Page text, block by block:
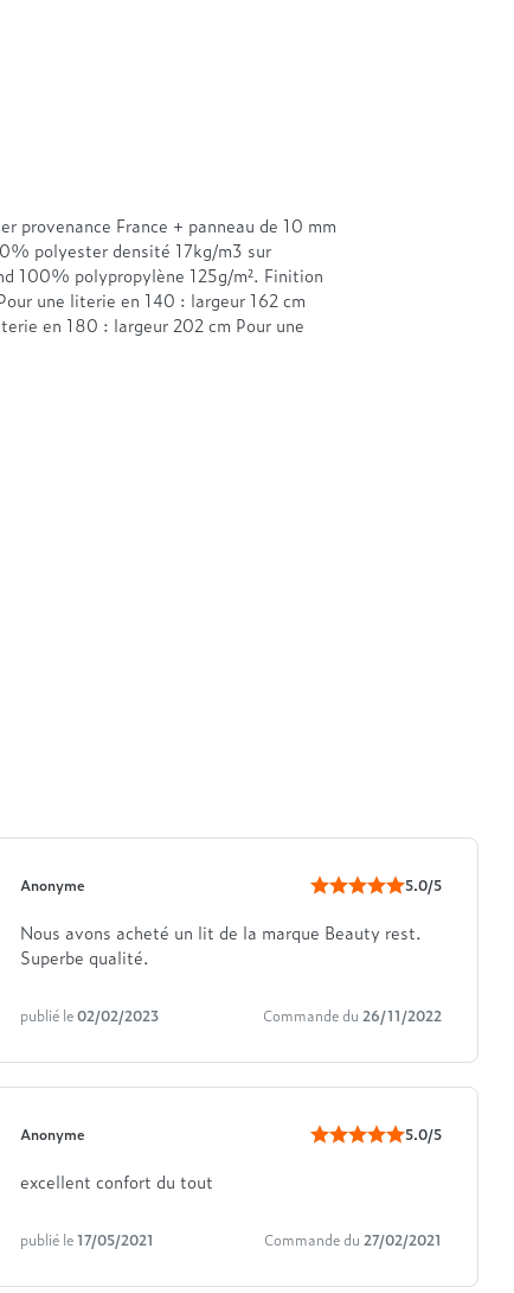
provenance France + panneau de 10 mm
polyester densité 17kg/m3 sur
100% polypropylène 125g/m². Finition
une literie en 140 : largeur 162 cm
en 180 : largeur 202 cm Pour une
Anonyme 5.0/5
Nous avons acheté un lit de la marque Beauty rest.
Superbe qualité.
publié le02/02/2023 Commande du 26/11/2022
Anonyme 5.0/5
excellent confort du tout
publié le17/05/2021 Commande du 27/02/2021